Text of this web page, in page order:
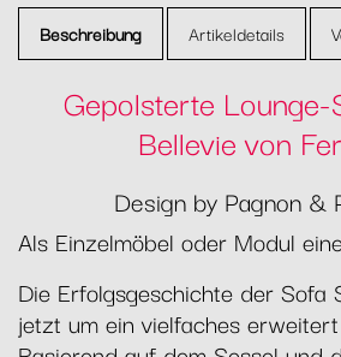
Beschreibung Artikeldetails
Gepolsterte
Bellevie von
Design by Pagnon &
Als Einzelmöbel oder Modul
Die Erfolgsgeschichte der Sofa
jetzt um ein vielfaches